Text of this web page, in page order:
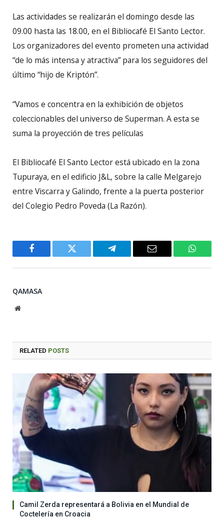
Las actividades se realizarán el domingo desde las
09.00 hasta las 18.00, en el Bibliocafé El Santo Lector.
Los organizadores del evento prometen una actividad
“de lo más intensa y atractiva” para los seguidores del
último “hijo de Kriptón”.
“Vamos e concentra en la exhibición de objetos
coleccionables del universo de Superman. A esta se
suma la proyección de tres películas
El Bibliocafé El Santo Lector está ubicado en la zona
Tupuraya, en el edificio J&L, sobre la calle Melgarejo
entre Viscarra y Galindo, frente a la puerta posterior
del Colegio Pedro Poveda (La Razón).
Facebook Twitter Telegram Email
QAMASA
Website
RELATED POSTS
Camil Zerda representará a Bolivia en el Mundial de
Coctelería en Croacia